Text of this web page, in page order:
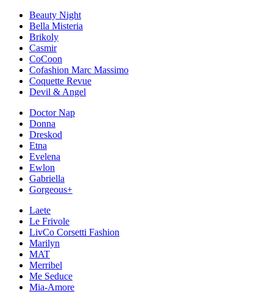
Beauty Night
Bella Misteria
Brikoly
Casmir
CoCoon
Cofashion Marc Massimo
Coquette Revue
Devil & Angel
Doctor Nap
Donna
Dreskod
Etna
Evelena
Ewlon
Gabriella
Gorgeous+
Laete
Le Frivole
LivCo Corsetti Fashion
Marilyn
MAT
Merribel
Me Seduce
Mia-Amore